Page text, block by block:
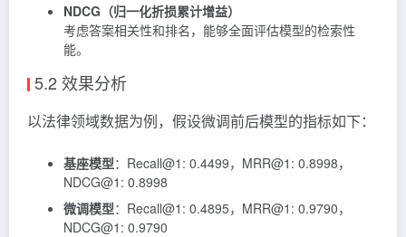
NDCG（归一化折损累计增益）
考虑答案相关性和排名，能够全面评估模型的检索性
能。
5.2 效果分析
以法律领域数据为例，假设微调前后模型的指标如下：
基座模型：Recall@1: 0.4499，MRR@1: 0.8998，
NDCG@1: 0.8998
微调模型：Recall@1: 0.4895，MRR@1: 0.9790，
NDCG@1: 0.9790